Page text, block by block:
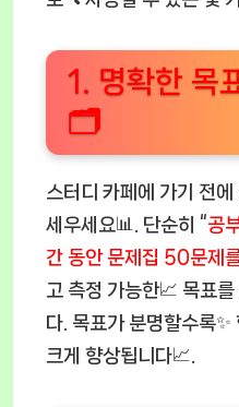
1. 명확한 목
🗂
스터디 카페에 가기 전
세우세요📊. 단순히 “공
간 동안 문제집 50문제
고 측정 가능한📈 목표
다. 목표가 분명할수록✨
크게 향상됩니다📈.